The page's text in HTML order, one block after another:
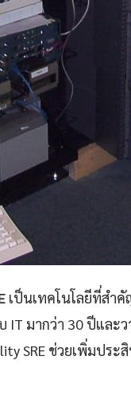
เป็นเทคโนโลยีที่สำ
มากว่า 30 ปีและ
SRE ช่วยเพิ่มป